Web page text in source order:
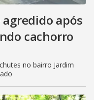
agredido após
cachorro
no bairro Jardim